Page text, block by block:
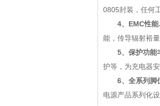
0805封装，任何
4、EMC性能
能，传导辐射
5、保护功能
护等，为充电器
6、全系列脚
电源产品系列化